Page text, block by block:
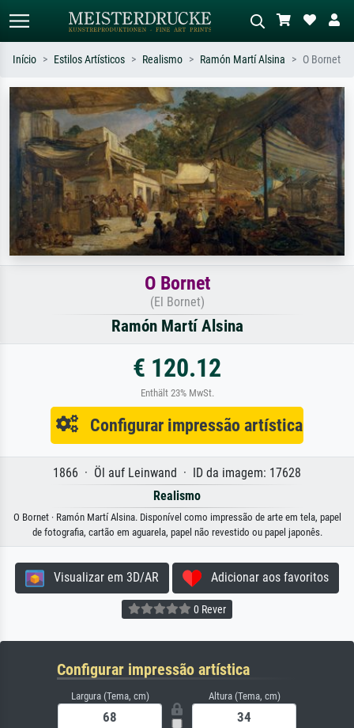
Pesquisa padrão Pesquisa de imagens IA
Pesquise por artista, título ou estilo –
ex: Monet, Noite Estrelada,
impressionismo, onda de Hokusai, nu.
Descreva a cena – ex: prado verde,
abstrato com muito vermelho, pintura
a óleo escura, nu em pé ao lado de
uma árvore.
Início Estilos Artísticos Realismo Ramón Martí Alsina O Bornet
O Bornet
(El Bornet)
Ramón Martí Alsina
€ 120.12
Enthält 23% MwSt.
Configurar impressão artística
1866 · Öl auf Leinwand · ID da imagem: 17628
Realismo
O Bornet · Ramón Martí Alsina. Disponível como impressão de arte em tela, papel
de fotografia, cartão em aguarela, papel não revestido ou papel japonês.
Visualizar em 3D/AR Adicionar aos favoritos
0 Rever
Configurar impressão artística
Largura (Tema, cm) Altura (Tema, cm)